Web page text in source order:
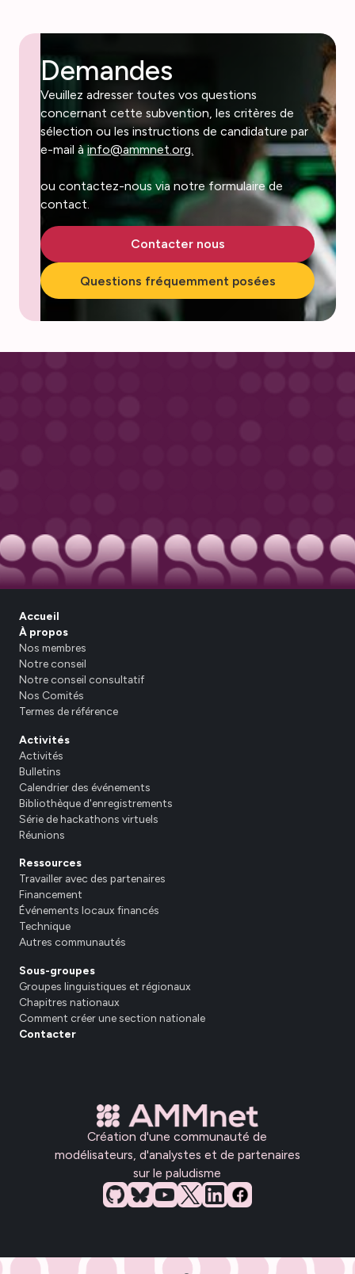
Demandes
Veuillez adresser toutes vos questions
concernant cette subvention, les critères de
sélection ou les instructions de candidature par
e-mail àinfo@ammnet.org.
ou contactez-nous via notre formulaire de
contact.
Contacter nous
Questions fréquemment posées
Création d'une communauté de
modélisateurs, d'analystes et de partenaires
sur le paludisme
Accueil
À propos
Nos membres
Notre conseil
Notre conseil consultatif
Nos Comités
Termes de référence
Activités
Activités
Bulletins
Calendrier des événements
Bibliothèque d'enregistrements
Série de hackathons virtuels
Réunions
Ressources
Travailler avec des partenaires
Financement
Événements locaux financés
Technique
Autres communautés
Sous-groupes
Groupes linguistiques et régionaux
Chapitres nationaux
Comment créer une section nationale
Contacter